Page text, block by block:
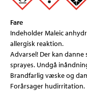
Fare
Indeholder Maleic
allergisk reaktion.
Advarsel! Der kan
sprayes. Undgå
Brandfarlig væske og
Forårsager hudirritation.